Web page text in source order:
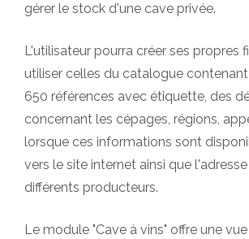
gérer le stock d'une cave privée.
L'utilisateur pourra créer ses propres
utiliser celles du catalogue
650 références avec étiquette, des
concernant les cépages, régions,
lorsque ces informations sont
vers le site internet ainsi que
différents producteurs.
Le module "Cave à vins" offre une